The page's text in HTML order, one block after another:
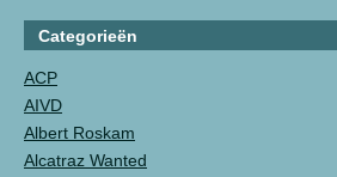
Categorieën
ACP
AIVD
Albert Roskam
Alcatraz Wanted